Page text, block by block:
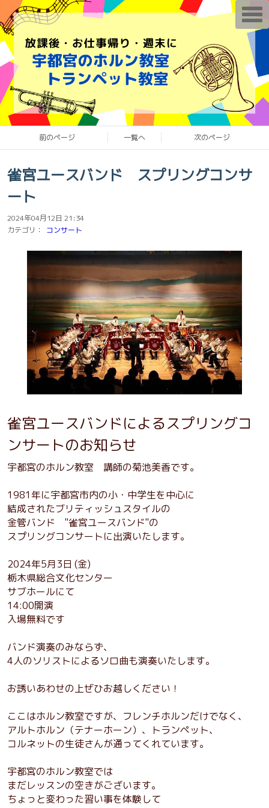
前のページ 一覧へ 次のページ
雀宮ユースバンド スプリングコンサ
ート
2024年04月12日 21:34
カテゴリ：
コンサート
雀宮ユースバンドによるスプリングコ
ンサートのお知らせ
宇都宮のホルン教室 講師の菊池美香です。
1981年に宇都宮市内の小・中学生を中心に
結成されたブリティッシュスタイルの
金管バンド "雀宮ユースバンド"の
スプリングコンサートに出演いたします。
2024年5月3日 (金)
栃木県総合文化センター
サブホールにて
14:00開演
入場無料です
バンド演奏のみならず、
4人のソリストによるソロ曲も演奏いたします。
お誘いあわせの上ぜひお越しください！
ここはホルン教室ですが、フレンチホルンだけでなく、
アルトホルン（テナーホーン）、トランペット、
コルネットの生徒さんが通ってくれています。
宇都宮のホルン教室では
まだレッスンの空きがございます。
ちょっと変わった習い事を体験して
T
o
g
e
n
v
g
a
i